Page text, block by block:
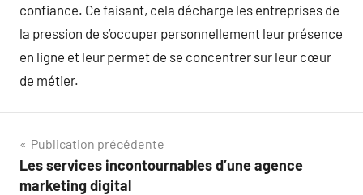
confiance. Ce faisant, cela décharge les entreprises de
la pression de s’occuper personnellement leur présence
en ligne et leur permet de se concentrer sur leur cœur
de métier.
Navigation
de
Publication précédente
Les services incontournables d’une agence
marketing digital